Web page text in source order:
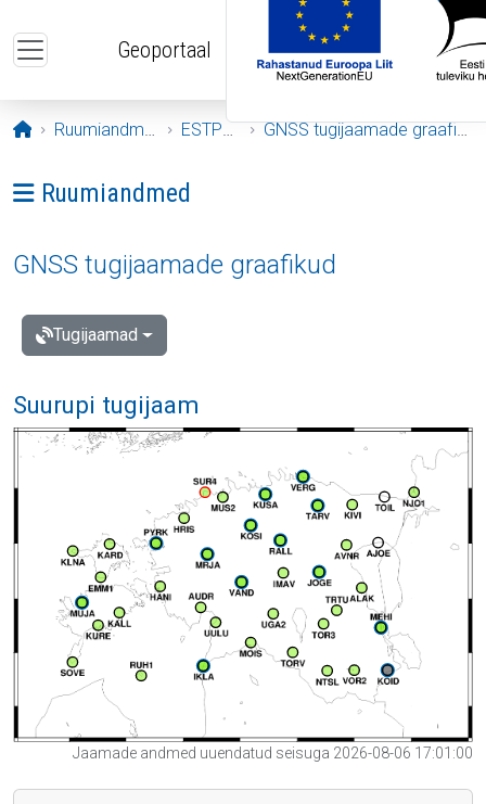
Geoportaal
Avaleht
Ruumiandmed ESTPOS GNSS tugijaamade graafikud
Ava menüü: Ruumiandmed
Ruumiandmed
GNSS tugijaamade graafikud
Tugijaamad
Suurupi tugijaam
Jaamade andmed uuendatud seisuga 2026-08-06 17:01:00